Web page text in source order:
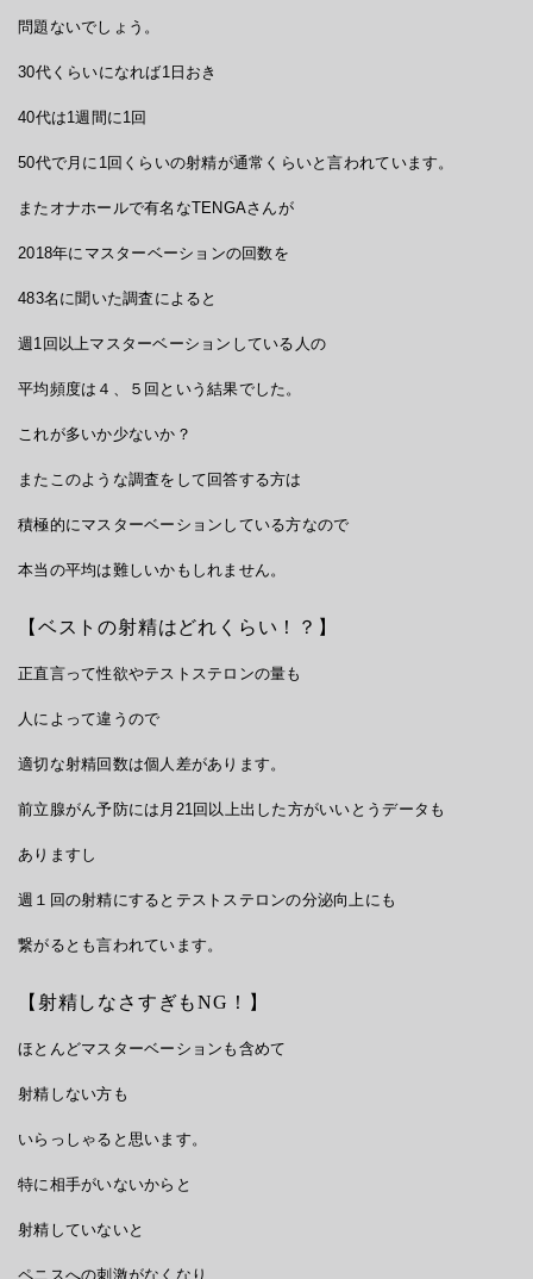
問題ないでしょう。
30代くらいになれば1日おき
40代は1週間に1回
50代で月に1回くらいの射精が通常くらいと言われています。
またオナホールで有名なTENGAさんが
2018年にマスターベーションの回数を
483名に聞いた調査によると
週1回以上マスターベーションしている人の
平均頻度は４、５回という結果でした。
これが多いか少ないか？
またこのような調査をして回答する方は
積極的にマスターベーションしている方なので
本当の平均は難しいかもしれません。
【ベストの射精はどれくらい！？】
正直言って性欲やテストステロンの量も
人によって違うので
適切な射精回数は個人差があります。
前立腺がん予防には月21回以上出した方がいいとうデータも
ありますし
週１回の射精にするとテストステロンの分泌向上にも
繋がるとも言われています。
【射精しなさすぎもNG！】
ほとんどマスターベーションも含めて
射精しない方も
いらっしゃると思います。
特に相手がいないからと
射精していないと
ペニスへの刺激がなくなり